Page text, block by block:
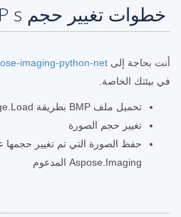
خطوات تغيير حجم BMP s عبر Python
أنت بحاجة إلى imaging-python-net
في بيئتك الخاصة.
تحميل ملف BMP بطريقة Image.Load
تغيير حجم الصورة
حفظ الصورة التي تم تغيير
Aspose.Imaging المدعوم